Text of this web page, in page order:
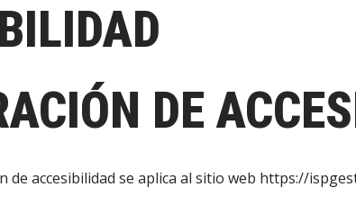
DE
de accesibilidad se aplica al sitio web https://